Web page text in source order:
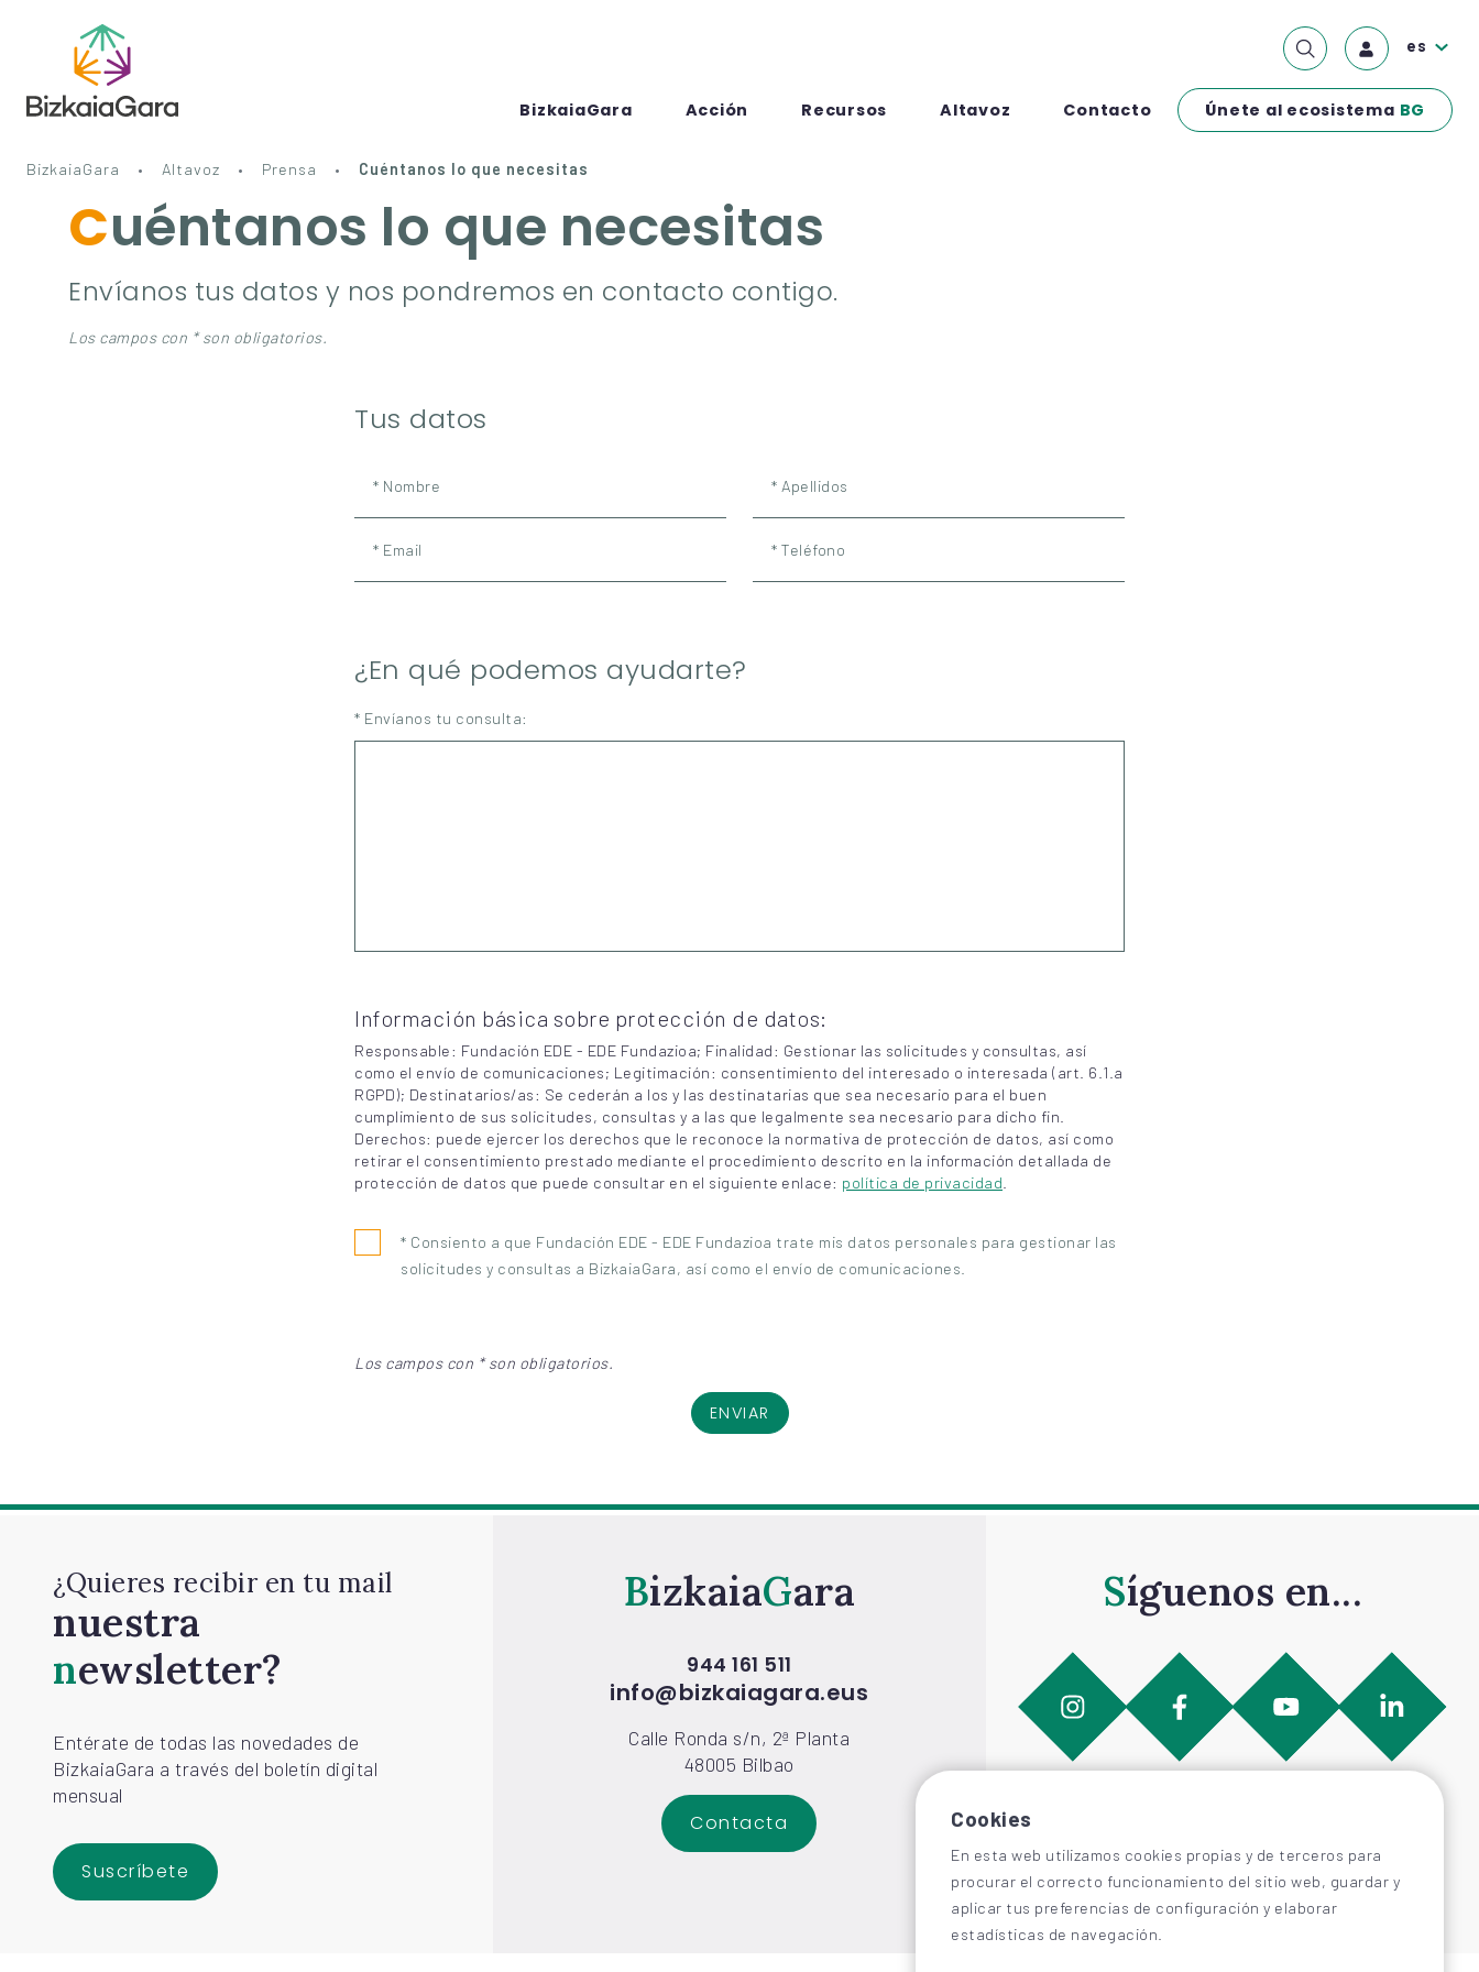
BizkaiaGara Acción Recursos Altavoz Contacto Únete al ecosistema BG
es
BizkaiaGara Altavoz Prensa Cuéntanos lo que necesitas
Cuéntanos lo que necesitas
Envíanos tus datos y nos pondremos en contacto contigo.
Los campos con * son obligatorios.
Tus datos
* Nombre * Apellidos
* Email * Teléfono
¿En qué podemos ayudarte?
* Envíanos tu consulta:
Información básica sobre protección de datos:
Responsable: Fundación EDE - EDE Fundazioa; Finalidad: Gestionar las solicitudes y consultas, así
como el envío de comunicaciones; Legitimación: consentimiento del interesado o interesada (art. 6.1.a
RGPD); Destinatarios/as: Se cederán a los y las destinatarias que sea necesario para el buen
cumplimiento de sus solicitudes, consultas y a las que legalmente sea necesario para dicho fin.
Derechos: puede ejercer los derechos que le reconoce la normativa de protección de datos, así como
retirar el consentimiento prestado mediante el procedimiento descrito en la información detallada de
protección de datos que puede consultar en el siguiente enlace: política de privacidad
* Consiento a que Fundación EDE - EDE Fundazioa trate mis datos personales para gestionar las
solicitudes y consultas a BizkaiaGara, así como el envío de comunicaciones.
Los campos con * son obligatorios.
ENVIAR
¿Quieres recibir en tu mail
nuestra
newsletter?
Entérate de todas las novedades de
BizkaiaGara a través del boletín digital
mensual
Suscríbete
Bizkaia Gara
944 161 511
info@bizkaiagara.eus
Calle Ronda s/n, 2ª Planta
48005 Bilbao
Contacta
Síguenos en...
Cookies
En esta web utilizamos cookies propias y de terceros para
procurar el correcto funcionamiento del sitio web, guardar y
aplicar tus preferencias de configuración y elaborar
estadísticas de navegación.